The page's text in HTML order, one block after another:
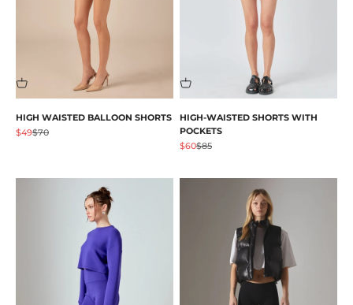
HIGH WAISTED BALLOON SHORTS
Angebot
$49Regulärer Preis
$70
HIGH-WAISTED SHORTS WITH
POCKETS
Angebot
$60Regulärer Preis
$85